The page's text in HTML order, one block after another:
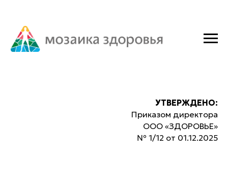
УТВЕРЖДЕНО:
Приказом директора
ООО «ЗДОРОВЬЕ»
№ 1/12 от 01.12.2025